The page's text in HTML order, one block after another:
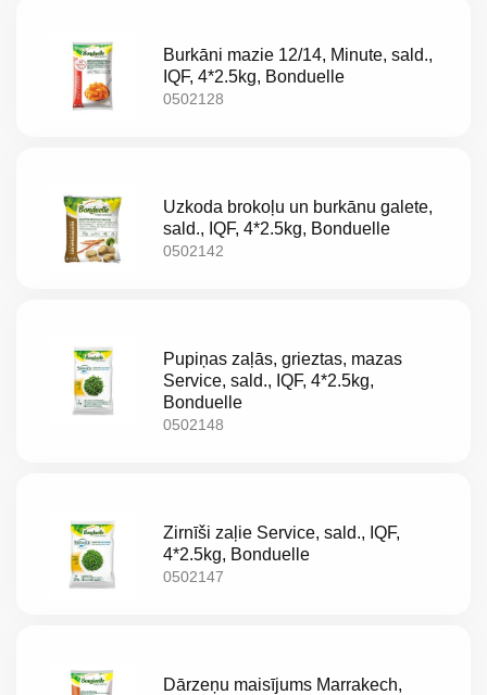
Burkāni mazie 12/14, Minute, sald.,
IQF, 4*2.5kg, Bonduelle
0502128
Uzkoda brokoļu un burkānu galete,
sald., IQF, 4*2.5kg, Bonduelle
0502142
Pupiņas zaļās, grieztas, mazas
Service, sald., IQF, 4*2.5kg,
Bonduelle
0502148
Zirnīši zaļie Service, sald., IQF,
4*2.5kg, Bonduelle
0502147
Dārzeņu maisījums Marrakech,
Privātuma
politika